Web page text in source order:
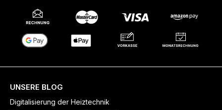
UNSERE BLOG
Digitalisierung der Heiztechnik